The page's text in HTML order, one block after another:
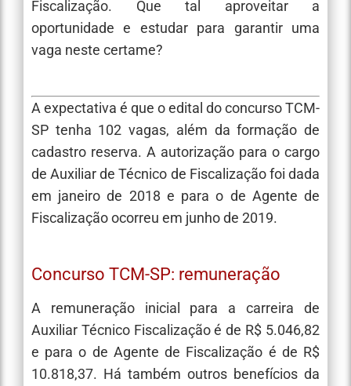
Fiscalização. Que tal aproveitar a
oportunidade e estudar para garantir uma
vaga neste certame?
A expectativa é que o edital do concurso TCM-
SP tenha 102 vagas, além da formação de
cadastro reserva. A autorização para o cargo
de Auxiliar de Técnico de Fiscalização foi dada
em janeiro de 2018 e para o de Agente de
Fiscalização ocorreu em junho de 2019.
Concurso TCM-SP: remuneração
A remuneração inicial para a carreira de
Auxiliar Técnico Fiscalização é de R$ 5.046,82
e para o de Agente de Fiscalização é de R$
10.818,37. Há também outros benefícios da